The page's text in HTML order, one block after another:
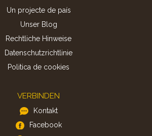
Un projecte de país
Unser Blog
Rechtliche Hinweise
Datenschutzrichtlinie
Politica de cookies
VERBINDEN
Kontakt
Facebook